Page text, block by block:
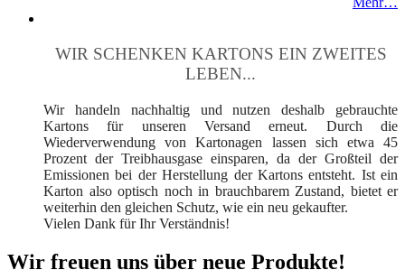
WIR SCHENKEN KARTONS EIN ZWEITES
LEBEN...
Wir handeln nachhaltig und nutzen deshalb gebrauchte
Kartons für unseren Versand erneut. Durch die
Wiederverwendung von Kartonagen lassen sich etwa 45
Prozent der Treibhausgase einsparen, da der Großteil der
Emissionen bei der Herstellung der Kartons entsteht. Ist ein
Karton also optisch noch in brauchbarem Zustand, bietet er
weiterhin den gleichen Schutz, wie ein neu gekaufter.
Vielen Dank für Ihr Verständnis!
Wir freuen uns über neue Produkte!